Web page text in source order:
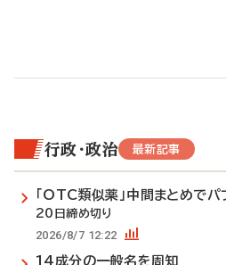
行政・政治 最新記事
「OTC類似薬」中間まとめでパ
20日締め切り
2026/8/7 12:22
14成分の一般名を周知